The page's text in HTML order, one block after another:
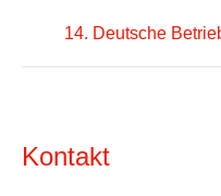
14. Deutsche
Kontakt